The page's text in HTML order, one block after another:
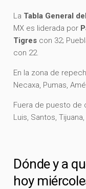
La Tabla General
MX es liderada por
Tigres con 32;
con 22.
En la zona de
Necaxa, Pumas,
Fuera de puesto de
Luis, Santos,
Dónde y a
hoy